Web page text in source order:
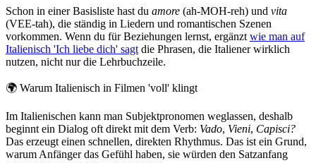
Schon in einer Basisliste hast du amore (ah-MOH-reh) und vita
(VEE-tah), die ständig in Liedern und romantischen Szenen
vorkommen. Wenn du für Beziehungen lernst, ergänzt wie man auf
Italienisch 'Ich liebe dich' sagt die Phrasen, die Italiener wirklich
nutzen, nicht nur die Lehrbuchzeile.
🌍 Warum Italienisch in Filmen 'voll' klingt
Im Italienischen kann man Subjektpronomen weglassen, deshalb
beginnt ein Dialog oft direkt mit dem Verb: Vado, Vieni, Capisci?
Das erzeugt einen schnellen, direkten Rhythmus. Das ist ein Grund,
warum Anfänger das Gefühl haben, sie würden den Satzanfang